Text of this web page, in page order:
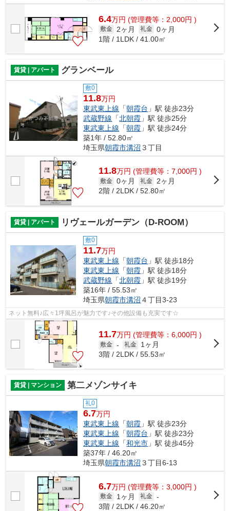
6.4万円 (管理費等：2,000円 )
敷金 2ヶ月 礼金 0ヶ月
1階 / 1LDK / 41.00㎡
賃貸 | アパート グランベール
敷0
11.8万円
東武東上線 「朝霞台 」駅 徒歩23分
武蔵野線 「北朝霞 」駅 徒歩25分
東武東上線 「朝霞 」駅 徒歩24分
築1年 / 52.80㎡
埼玉県朝霞市溝沼 ３丁目
11.8万円 (管理費等：7,000円 )
敷金 0ヶ月 礼金 2ヶ月
2階 / 2LDK / 52.80㎡
賃貸 | アパート リヴェールガーデン（D-ROOM）
敷0
11.7万円
東武東上線 「朝霞台 」駅 徒歩18分
東武東上線 「朝霞 」駅 徒歩18分
武蔵野線 「北朝霞 」駅 徒歩19分
築16年 / 55.53㎡
埼玉県朝霞市溝沼 ４丁目3-23
ネット無料♪広々1坪風呂が魅力です♪その他設備も充実です☆
11.7万円 (管理費等：6,000円 )
敷金 - 礼金
1ヶ月
3階 / 2LDK / 55.53㎡
賃貸 | マンション 第二メゾンサイキ
礼0
6.7万円
東武東上線 「朝霞 」駅 徒歩23分
東武東上線 「朝霞台 」駅 徒歩23分
東武東上線 「和光市 」駅 徒歩45分
築37年 / 46.20㎡
埼玉県朝霞市溝沼 ３丁目6-13
6.7万円 (管理費等：3,000円 )
敷金 1ヶ月 礼金 -
3階 / 2LDK / 46.20㎡